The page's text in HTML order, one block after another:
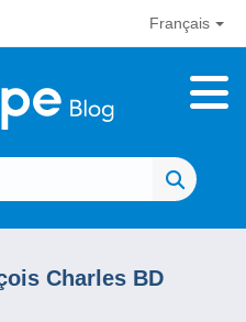
Français
Charles BD